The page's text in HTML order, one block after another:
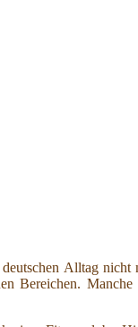
Alltag
Bereichen.